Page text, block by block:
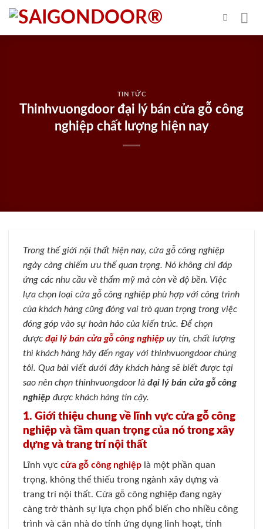
Skip
content
TIN TỨC
Thinhvuongdoor đại lý bán cửa gỗ công
nghiệp chất lượng hiện nay
Trong thế giới nội thất hiện nay, cửa gỗ công nghiệp
ngày càng chiếm ưu thế quan trọng. Nó không chỉ đáp
ứng các nhu cầu về thẩm mỹ mà còn về độ bền. Việc
lựa chọn loại cửa gỗ công nghiệp phù hợp với công trình
của khách hàng cũng đóng vai trò quan trọng trong việc
đóng góp vào sự hoàn hảo của kiến trúc. Để chọn
được đại lý bán cửa gỗ công nghiệp uy tín, chất lượng
thì khách hàng hãy đến ngay với thinhvuongdoor chúng
tôi. Qua bài viết dưới đây khách hàng sẽ biết được tại
sao nên chọn thinhvuongdoor là đại lý bán cửa gỗ công
nghiệp được khách hàng tin cậy.
1. Giới thiệu chung về lĩnh vực cửa gỗ công
nghiệp và tầm quan trọng của nó trong xây
dựng và trang trí nội thất
Lĩnh vực cửa gỗ công nghiệp là một phần quan
trọng, không thể thiếu trong ngành xây dựng và
trang trí nội thất. Cửa gỗ công nghiệp đang ngày
càng trở thành sự lựa chọn phổ biến cho nhiều công
trình và căn nhà do tính ứng dụng linh hoạt, tính